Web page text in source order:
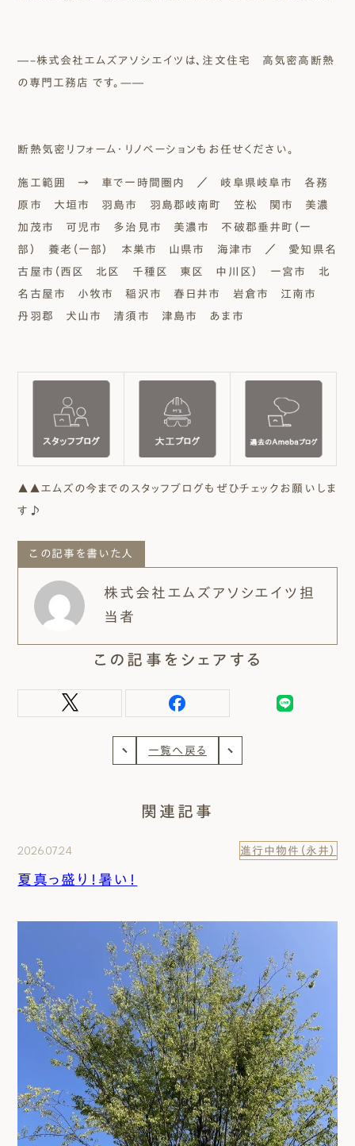
―–株式会社エムズアソシエイツは、注文住宅 高気密高断熱
の専門工務店 です。—―
断熱気密リフォーム・リノベーションもお任せください。
施工範囲 → 車で一時間圏内 ／ 岐阜県岐阜市 各務
原市 大垣市 羽島市 羽島郡岐南町 笠松 関市 美濃
加茂市 可児市 多治見市 美濃市 不破郡垂井町（一
部） 養老（一部） 本巣市 山県市 海津市 ／ 愛知県名
古屋市（西区 北区 千種区 東区 中川区） 一宮市 北
名古屋市 小牧市 稲沢市 春日井市 岩倉市 江南市
丹羽郡 犬山市 清須市 津島市 あま市
▲▲エムズの今までのスタッフブログもぜひチェックお願いしま
す♪
この記事を書いた人
株式会社エムズアソシエイツ担
当者
この記事をシェアする
一覧へ戻る
関連記事
2026.07.24 進行中物件（永井）
夏真っ盛り！暑い！